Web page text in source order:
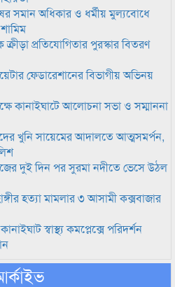
সমান অধিকার ও ধর্মীয় মুল্যবোধে
ক্রীড়া প্রতিযোগিতার পুরস্কার বিতরণ
ফেডারেশানের বিভাগীয় অভিনয়
কানাইঘাটে আলোচনা সভা ও সম্মাননা
খুনি সায়েমের আদালতে আত্মসমর্পন,
দুই দিন পর সুরমা নদীতে ভেসে উঠল
হত্যা মামলার ৩ আসামী কক্সবাজার
স্বাস্থ্য কমপ্লেক্সে পরিদর্শন